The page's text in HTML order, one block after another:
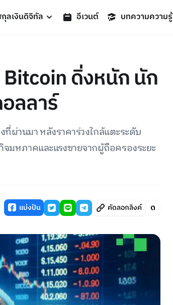
ลเงินดิจิทัล อีเวนต์ บทความความรู้
Bitcoin ดิ่งหนัก นัก
ลลาร์
ผ่านมา หลังราคาร่วงใกล้แตะระดับ
มหภาคและแรงขายจากผู้ถือครองระยะ
แบ่งปัน คัดลอกลิงค์